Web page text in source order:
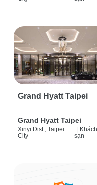
Grand Hyatt Taipei
Grand Hyatt Taipei
Xinyi Dist., Taipei
City
Khách
sạn